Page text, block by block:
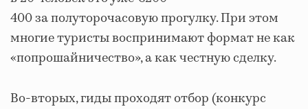
400 за полуторочасовую прогулку. При этом
многие туристы воспринимают формат не как
«попрошайничество», а как честную сделку.
Во-вторых, гиды проходят отбор (конкурс